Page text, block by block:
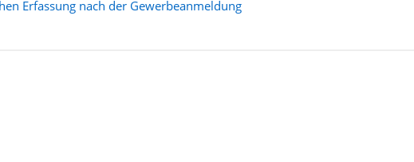
Erfassung nach der Gewerbeanmeldung